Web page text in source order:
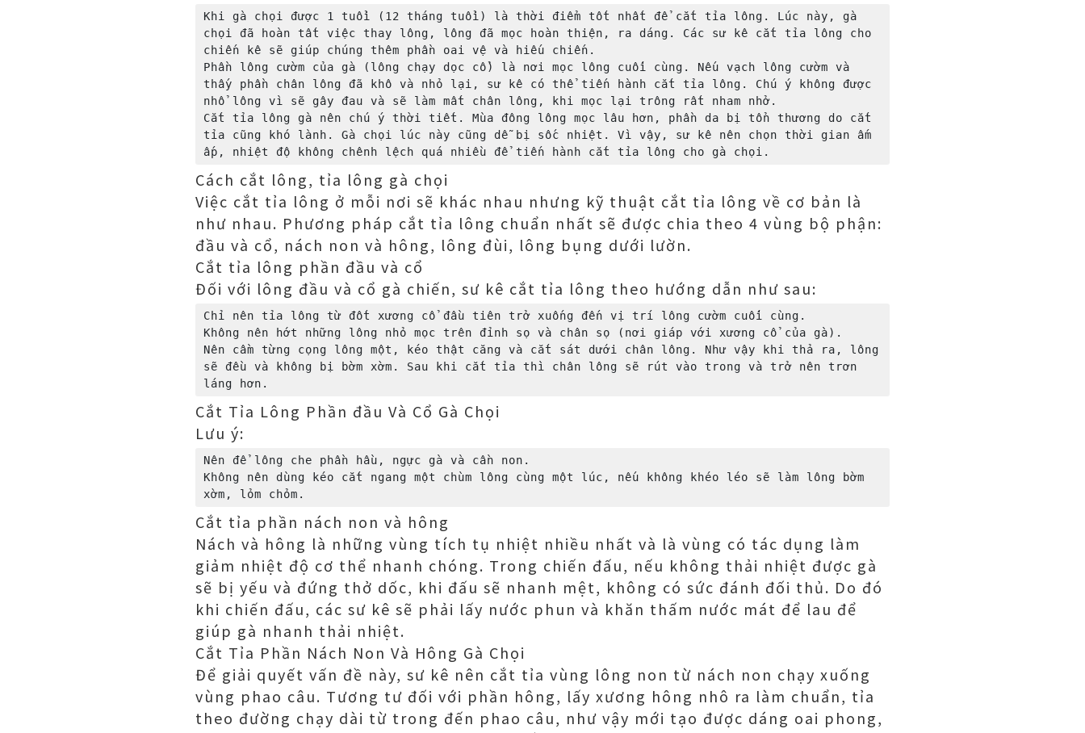
Khi gà chọi được 1 tuổi (12 tháng tuổi) là thời điểm tốt nhất để cắt tỉa lông. Lúc này, gà
chọi đã hoàn tất việc thay lông, lông đã mọc hoàn thiện, ra dáng. Các sư kê cắt tỉa lông cho
chiến kê sẽ giúp chúng thêm phần oai vệ và hiếu chiến.
Phần lông cườm của gà (lông chạy dọc cổ) là nơi mọc lông cuối cùng. Nếu vạch lông cườm và
thấy phần chân lông đã khô và nhỏ lại, sư kê có thể tiến hành cắt tỉa lông. Chú ý không được
nhổ lông vì sẽ gây đau và sẽ làm mất chân lông, khi mọc lại trông rất nham nhở.
Cắt tỉa lông gà nên chú ý thời tiết. Mùa đông lông mọc lâu hơn, phần da bị tổn thương do cắt
tỉa cũng khó lành. Gà chọi lúc này cũng dễ bị sốc nhiệt. Vì vậy, sư kê nên chọn thời gian ấm
Cách cắt lông, tỉa lông gà chọi
Việc cắt tỉa lông ở mỗi nơi sẽ khác nhau nhưng kỹ thuật cắt tỉa lông về cơ bản là
như nhau. Phương pháp cắt tỉa lông chuẩn nhất sẽ được chia theo 4 vùng bộ phận:
đầu và cổ, nách non và hông, lông đùi, lông bụng dưới lườn.
Cắt tỉa lông phần đầu và cổ
Đối với lông đầu và cổ gà chiến, sư kê cắt tỉa lông theo hướng dẫn như sau:
Chỉ nên tỉa lông từ đốt xương cổ đầu tiên trở xuống đến vị trí lông cườm cuối cùng.
Không nên hớt những lông nhỏ mọc trên đỉnh sọ và chân sọ (nơi giáp với xương cổ của gà).
Nên cầm từng cọng lông một, kéo thật căng và cắt sát dưới chân lông. Như vậy khi thả ra, lông
sẽ đều và không bị bờm xờm. Sau khi cắt tỉa thì chân lông sẽ rút vào trong và trở nên trơn
Cắt Tỉa Lông Phần đầu Và Cổ Gà Chọi
Lưu ý:
Nên để lông che phần hầu, ngực gà và cần non.
Không nên dùng kéo cắt ngang một chùm lông cùng một lúc, nếu không khéo léo sẽ làm lông bờm
Cắt tỉa phần nách non và hông
Nách và hông là những vùng tích tụ nhiệt nhiều nhất và là vùng có tác dụng làm
giảm nhiệt độ cơ thể nhanh chóng. Trong chiến đấu, nếu không thải nhiệt được gà
sẽ bị yếu và đứng thở dốc, khi đấu sẽ nhanh mệt, không có sức đánh đối thủ. Do đó
khi chiến đấu, các sư kê sẽ phải lấy nước phun và khăn thấm nước mát để lau để
giúp gà nhanh thải nhiệt.
Cắt Tỉa Phần Nách Non Và Hông Gà Chọi
Để giải quyết vấn đề này, sư kê nên cắt tỉa vùng lông non từ nách non chạy xuống
vùng phao câu. Tương tư đối với phần hông, lấy xương hông nhô ra làm chuẩn, tỉa
theo đường chạy dài từ trong đến phao câu, như vậy mới tạo được dáng oai phong,